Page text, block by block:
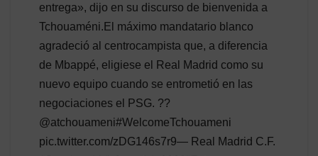
entrega», dijo en su discurso de bienvenida a
Tchouaméni.El máximo mandatario blanco
agradeció al centrocampista que, a diferencia
de Mbappé, eligiese el Real Madrid como su
nuevo equipo cuando se entrometió en las
negociaciones el PSG. ??
@atchouameni#WelcomeTchouameni
pic.twitter.com/zDG146s7r9— Real Madrid C.F.